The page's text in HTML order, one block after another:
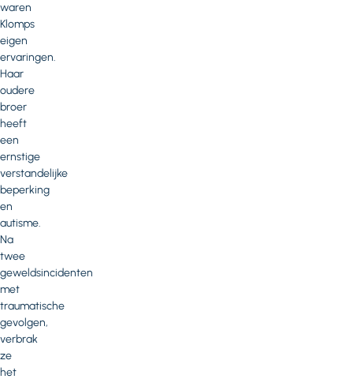
waren
Klomps
eigen
ervaringen.
Haar
oudere
broer
heeft
een
ernstige
verstandelijke
beperking
en
autisme.
Na
twee
geweldsincidenten
met
traumatische
gevolgen,
verbrak
ze
het